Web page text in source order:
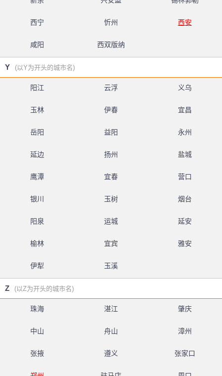
西宁 忻州 西安
咸阳 西双版纳
Y (以Y为开头的城市名)
阳江 云浮 义乌
玉林 伊春 宜昌
岳阳 益阳 永州
延边 扬州 盐城
鹰潭 宜春 营口
银川 玉树 烟台
阳泉 运城 延安
榆林 宜宾 雅安
伊犁 玉溪
Z (以Z为开头的城市名)
珠海 湛江 肇庆
中山 舟山 漳州
张掖 遵义 张家口